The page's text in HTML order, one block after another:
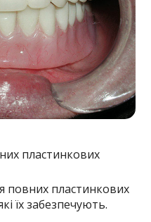
пластинкових
повних пластинкових
їх забезпечують.